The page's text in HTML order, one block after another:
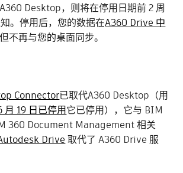
Desktop，则将在停用日期前 2 周
。停用后，您的数据在A360 Drive 中
但不再与您的桌面同步。
Connector已取代A360 Desktop（用
月 19 日已停用它已停用），它与 BIM
360 Document Management 相关
Drive 取代了 A360 Drive 服